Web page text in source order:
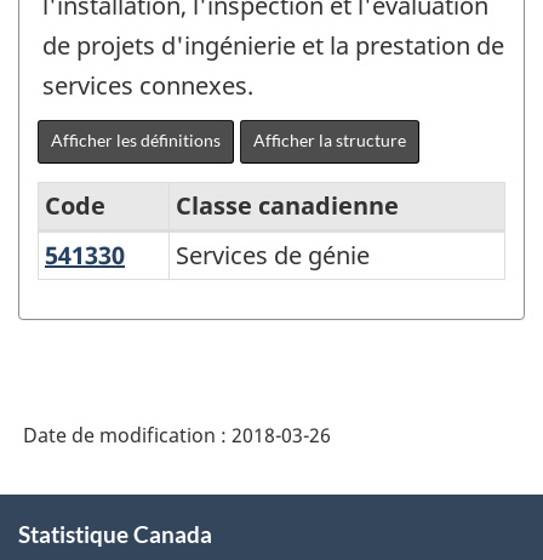
de projets d'ingénierie et la prestation de
services connexes.
Afficher les définitions Afficher la structure
Système
industries
l'Amérique
du
Code
Classe canadienne
541330 Services de génie
Services de génie
Date de modification : 2018-03-26
propos
Statistique Canada